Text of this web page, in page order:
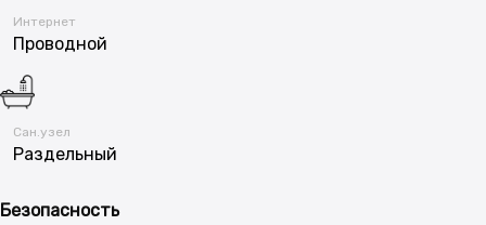
Интернет
Проводной
Сан.узел
Раздельный
Безопасность